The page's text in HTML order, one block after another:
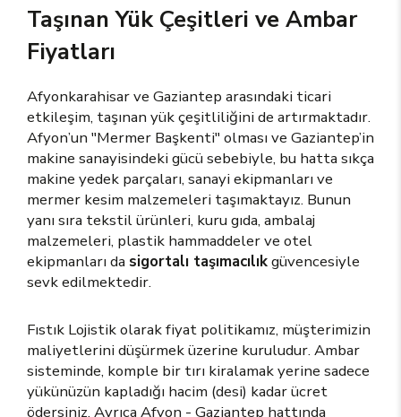
Taşınan Yük Çeşitleri ve Ambar
Fiyatları
Afyonkarahisar ve Gaziantep arasındaki ticari
etkileşim, taşınan yük çeşitliliğini de artırmaktadır.
Afyon’un "Mermer Başkenti" olması ve Gaziantep’in
makine sanayisindeki gücü sebebiyle, bu hatta sıkça
makine yedek parçaları, sanayi ekipmanları ve
mermer kesim malzemeleri taşımaktayız. Bunun
yanı sıra tekstil ürünleri, kuru gıda, ambalaj
malzemeleri, plastik hammaddeler ve otel
ekipmanları da sigortalı taşımacılıkgüvencesiyle
sevk edilmektedir.
Fıstık Lojistik olarak fiyat politikamız, müşterimizin
maliyetlerini düşürmek üzerine kuruludur. Ambar
sisteminde, komple bir tırı kiralamak yerine sadece
yükünüzün kapladığı hacim (desi) kadar ücret
ödersiniz. Ayrıca Afyon - Gaziantep hattında